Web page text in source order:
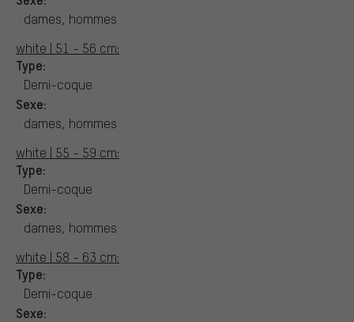
dames, hommes
white | 51 - 56 cm:
Type:
Demi-coque
Sexe:
dames, hommes
white | 55 - 59 cm:
Type:
Demi-coque
Sexe:
dames, hommes
white | 58 - 63 cm:
Type:
Demi-coque
Sexe: